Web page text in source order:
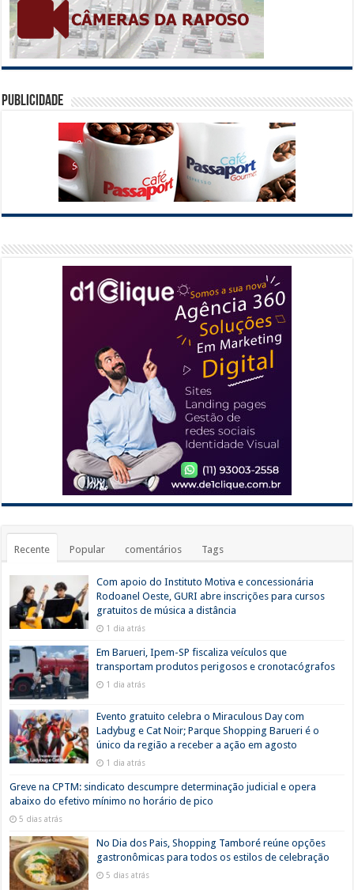
Publicidade
Recente Popular comentários Tags
Com apoio do Instituto Motiva e concessionária
Rodoanel Oeste, GURI abre inscrições para cursos
gratuitos de música a distância
1 dia atrás
Em Barueri, Ipem-SP fiscaliza veículos que
transportam produtos perigosos e cronotacógrafos
1 dia atrás
Evento gratuito celebra o Miraculous Day com
Ladybug e Cat Noir; Parque Shopping Barueri é o
único da região a receber a ação em agosto
1 dia atrás
Greve na CPTM: sindicato descumpre determinação judicial e opera
abaixo do efetivo mínimo no horário de pico
5 dias atrás
No Dia dos Pais, Shopping Tamboré reúne opções
gastronômicas para todos os estilos de celebração
5 dias atrás